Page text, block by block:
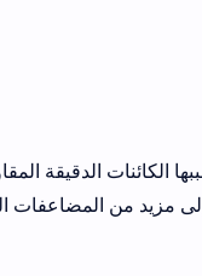
الكائنات الدقيقة
مزيد من المضاعفات